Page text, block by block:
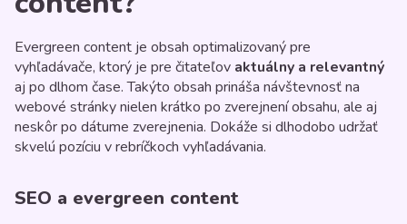
Evergreen content je obsah optimalizovaný pre
vyhľadávače, ktorý je pre čitateľov aktuálny a relevantný
aj po dlhom čase. Takýto obsah prináša návštevnosť na
webové stránky nielen krátko po zverejnení obsahu, ale aj
neskôr po dátume zverejnenia. Dokáže si dlhodobo udržať
skvelú pozíciu v rebríčkoch vyhľadávania.
SEO a evergreen content